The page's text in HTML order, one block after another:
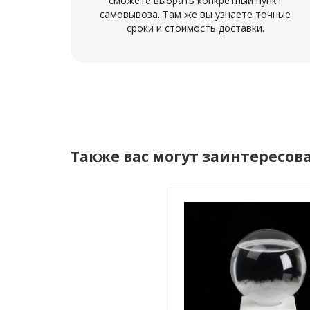
самовывоза. Там же вы узнаете точные
сроки и стоимость доставки.
Также вас могут